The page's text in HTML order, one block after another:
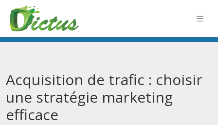
Acquisition de trafic : choisir
une stratégie marketing
efficace